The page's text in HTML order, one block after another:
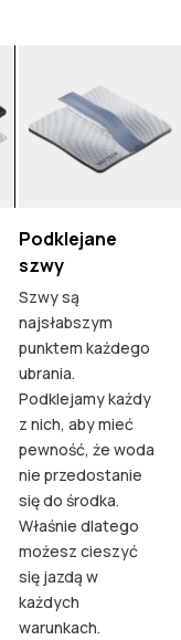
Podklejane
szwy
Szwy są
najsłabszym
punktem każdego
ubrania.
Podklejamy każdy
z nich, aby mieć
pewność, że woda
nie przedostanie
się do środka.
Właśnie dlatego
możesz cieszyć
się jazdą w
każdych
warunkach.